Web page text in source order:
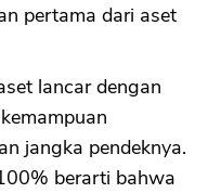
pertama dari aset
lancar dengan
jangka pendeknya.
berarti bahwa